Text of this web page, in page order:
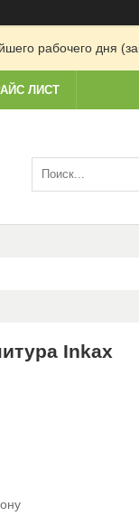
рабочего дня
ЛИСТ
Inkax